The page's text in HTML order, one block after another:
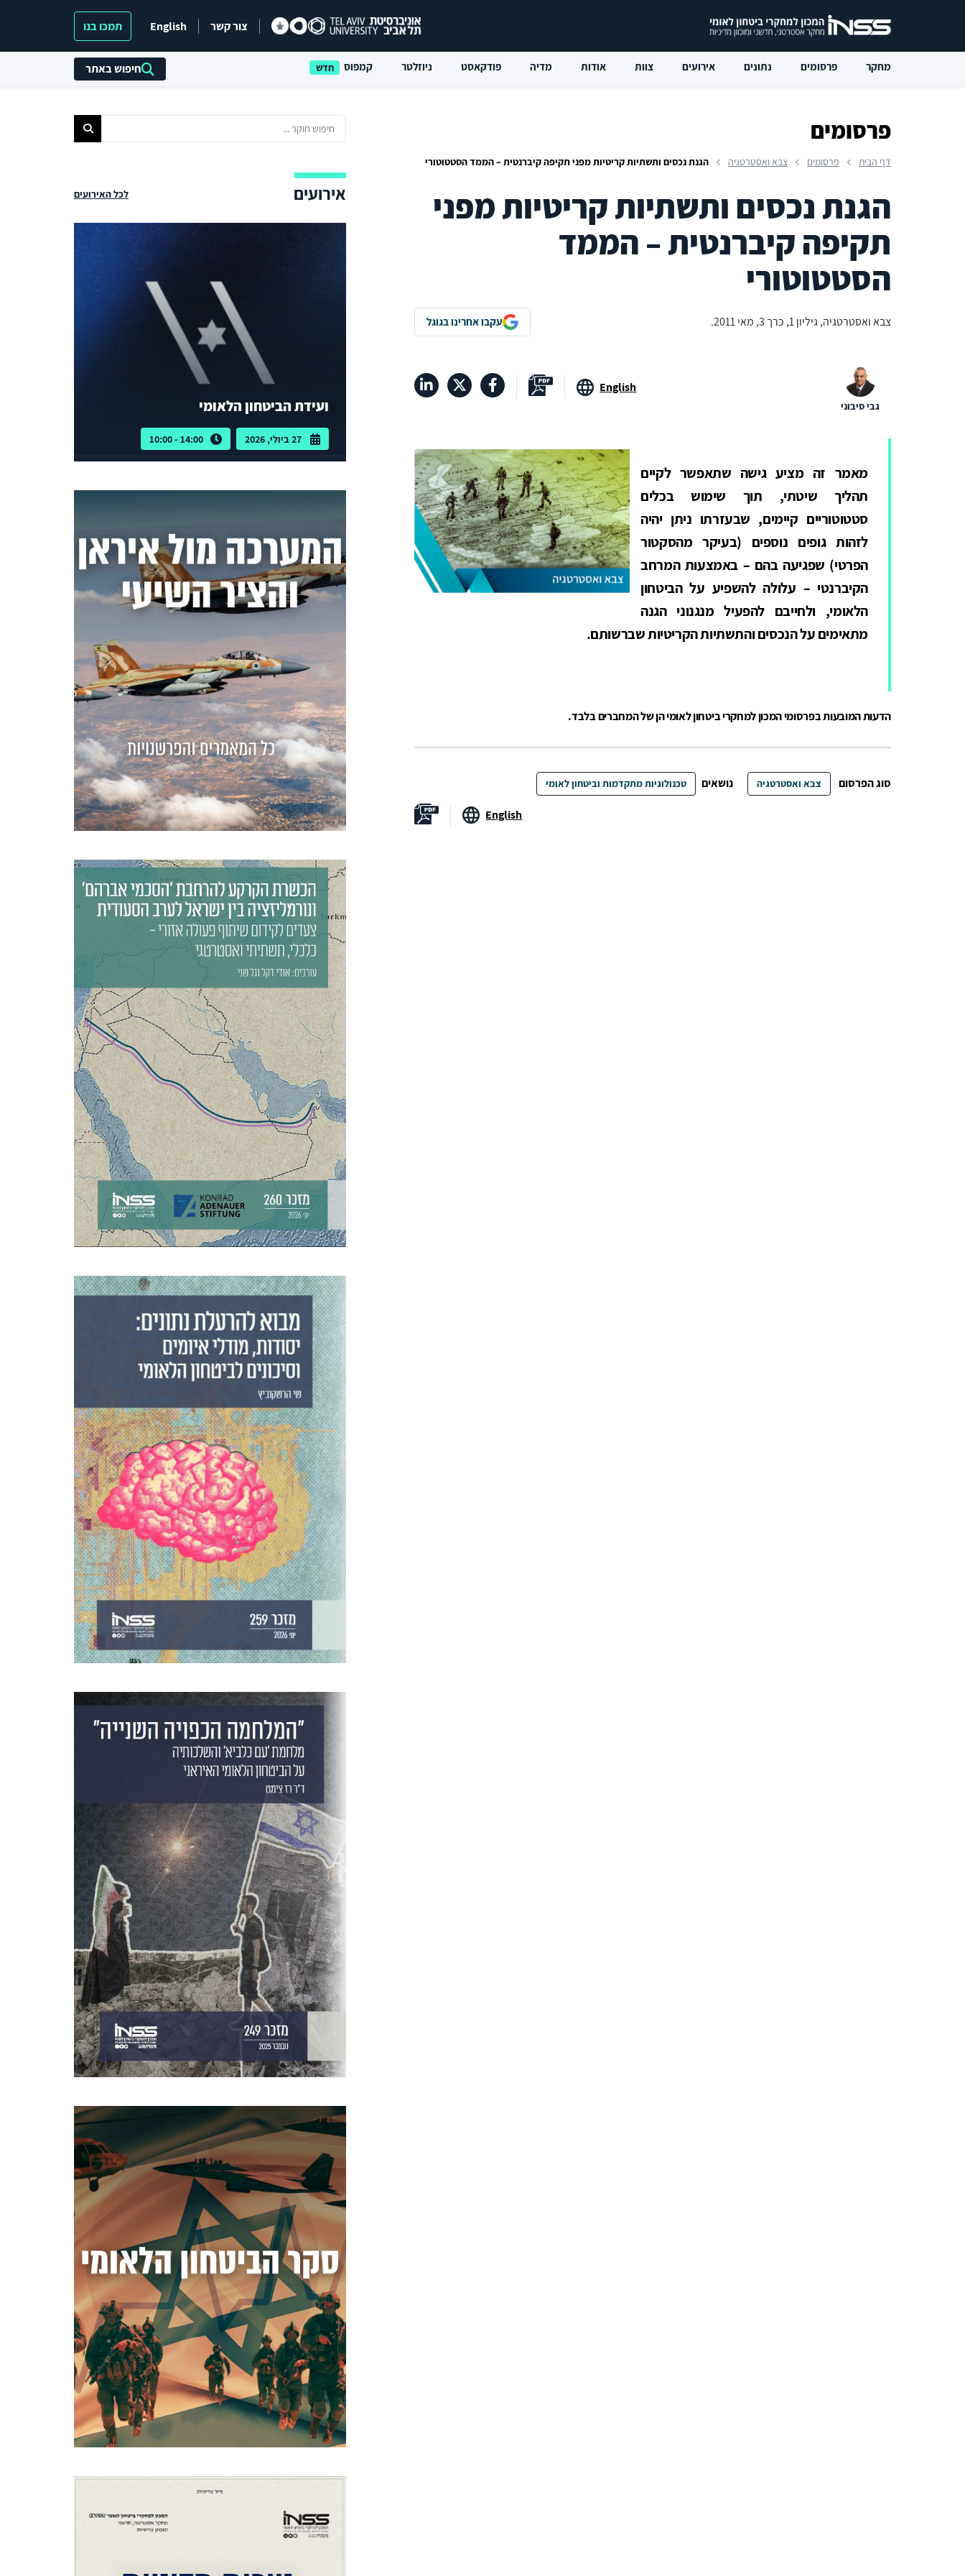
צור קשר English תמכו בנו
מחקר פרסומים נתונים אירועים צוות אודות מדיה פודקאסט ניוזלטר קמפוס חיפוש באתר
פרסומים
דף הבית פרסומים צבא ואסטרטגיה הגנת נכסים ותשתיות קריטיות מפני תקיפה קיברנטית – הממד הסטטוטורי
הגנת נכסים ותשתיות קריטיות מפני
תקיפה קיברנטית – הממד
הסטטוטורי
צבא ואסטרטגיה, גיליון 1, כרך 3, מאי 2011. עקבו אחרינו בגוגל
English
גבי סיבוני
מאמר זה מציע גישה שתאפשר לקיים
תהליך שיטתי, תוך שימוש בכלים
סטטוטוריים קיימים, שבעזרתו ניתן יהיה
לזהות גופים נוספים (בעיקר מהסקטור
הפרטי) שפגיעה בהם – באמצעות המרחב
הקיברנטי – עלולה להשפיע על הביטחון
הלאומי, ולחייבם להפעיל מנגנוני הגנה
מתאימים על הנכסים והתשתיות הקריטיות שברשותם.
הדעות המובעות בפרסומי המכון למחקרי ביטחון לאומי הן של המחברים בלבד.
סוג הפרסום צבא ואסטרטגיה נושאים טכנולוגיות מתקדמות וביטחון לאומי
English
אירועים לכל האירועים
ועידת הביטחון הלאומי
27 ביולי, 2026 14:00 - 10:00